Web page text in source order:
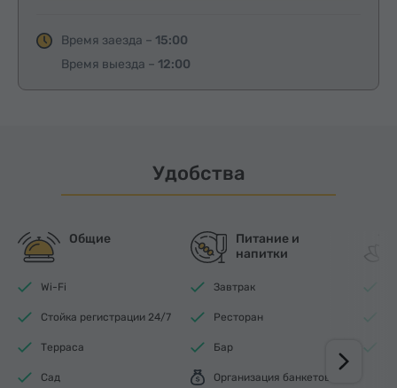
Время заезда – 15:00
Время выезда – 12:00
Удобства
Общие
Wi-Fi
Стойка регистрации 24/7
Терраса
Сад
Питание и
напитки
Завтрак
Ресторан
Бар
Организация банкетов